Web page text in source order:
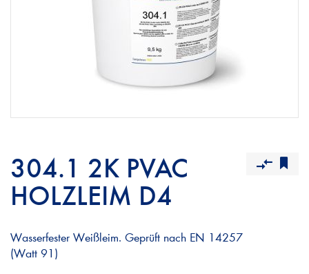
304.1 2K PVAC
HOLZLEIM D4
Wasserfester Weißleim. Geprüft nach EN 14257
(Watt 91)